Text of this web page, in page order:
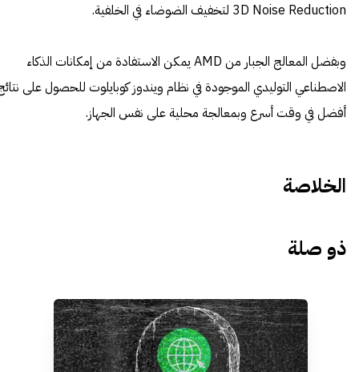
3D Noise Reduction لتخفيف الضوضاء في الخلفية.
وبفضل المعالج الجبار من AMD يمكن الاستفادة من إمكانات الذكاء
الاصطناعي التوليدي الموجودة في نظام ويندوز كوبايلوت للحصول على
أفضل في وقت أسرع وبمعالجة محلية على نفس الجهاز.
الخلاصة
ذو صلة